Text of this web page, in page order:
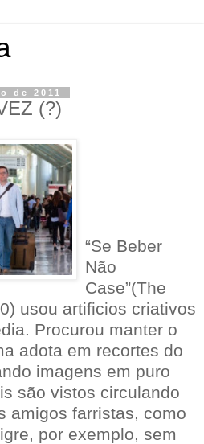
de 2011
(?)
“Se Beber
Não
Case”(The
usou artificios criativos
Procurou manter o
adota em recortes do
imagens em puro
são vistos circulando
amigos farristas, como
por exemplo, sem